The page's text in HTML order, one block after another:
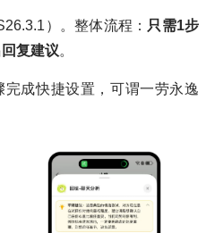
）。整体流程： 只需1步
复建议。
完成快捷设置，可谓一劳永逸